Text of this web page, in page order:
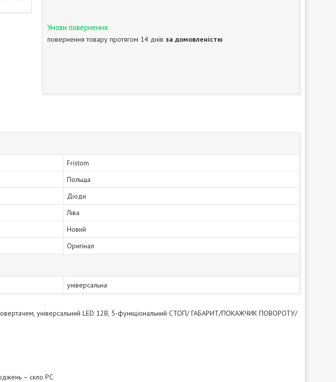
повернення товару протягом 14 днів за домовленістю
Fristom
Польща
Діоди
Ліва
Новий
Оригінал
універсальна
універсальний LED 12В, 5-функціональний СТОП/ ГАБАРИТ/ПОКАЖЧИК ПОВОРОТУ/
– скло PC